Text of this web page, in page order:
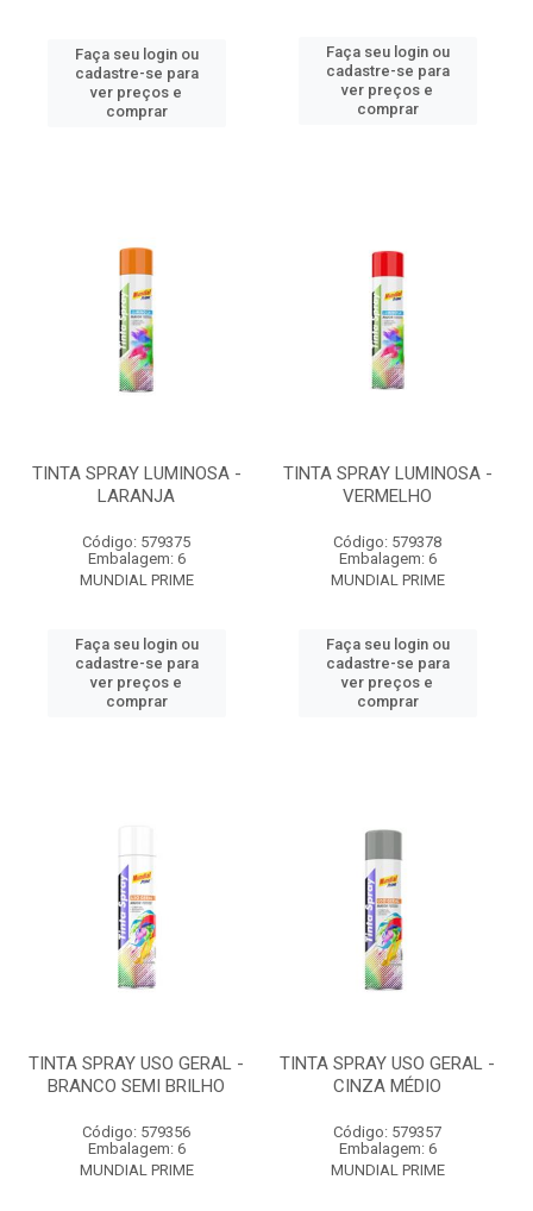
Faça seu login ou
cadastre-se para
ver preços e
comprar
Faça seu login ou
cadastre-se para
ver preços e
comprar
TINTA SPRAY LUMINOSA -
LARANJA
Código: 579375
Embalagem: 6
MUNDIAL PRIME
Faça seu login ou
cadastre-se para
ver preços e
comprar
TINTA SPRAY LUMINOSA -
VERMELHO
Código: 579378
Embalagem: 6
MUNDIAL PRIME
Faça seu login ou
cadastre-se para
ver preços e
comprar
TINTA SPRAY USO GERAL -
BRANCO SEMI BRILHO
Código: 579356
Embalagem: 6
MUNDIAL PRIME
TINTA SPRAY USO GERAL -
CINZA MÉDIO
Código: 579357
Embalagem: 6
MUNDIAL PRIME